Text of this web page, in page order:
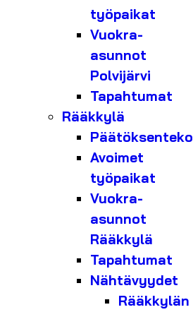
työpaikat
Vuokra-
asunnot
Polvijärvi
Tapahtumat
Rääkkylä
Päätöksenteko
Avoimet
työpaikat
Vuokra-
asunnot
Rääkkylä
Tapahtumat
Nähtävyydet
Rääkkylän